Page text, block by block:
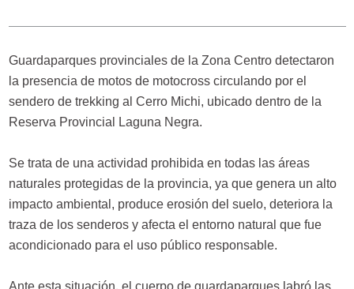
Guardaparques provinciales de la Zona Centro detectaron
la presencia de motos de motocross circulando por el
sendero de trekking al Cerro Michi, ubicado dentro de la
Reserva Provincial Laguna Negra.
Se trata de una actividad prohibida en todas las áreas
naturales protegidas de la provincia, ya que genera un alto
impacto ambiental, produce erosión del suelo, deteriora la
traza de los senderos y afecta el entorno natural que fue
acondicionado para el uso público responsable.